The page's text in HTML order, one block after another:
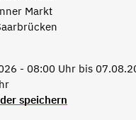
Markt
- 08:00 Uhr bis
speichern